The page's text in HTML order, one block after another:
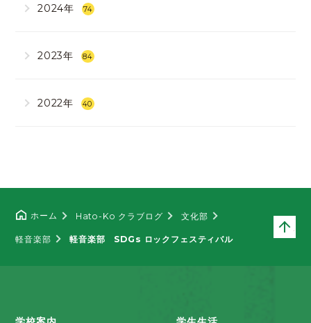
2024年 74
2023年 84
2022年 40
ホーム Hato-Ko クラブログ
文化部
軽音楽部
軽音楽部 SDGs ロックフェスティバル